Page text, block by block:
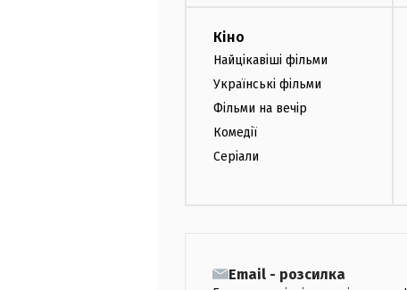
Кіно
Найцікавіші фільми
Українські фільми
Фільми на вечір
Комедії
Серіали
Email - розсилка